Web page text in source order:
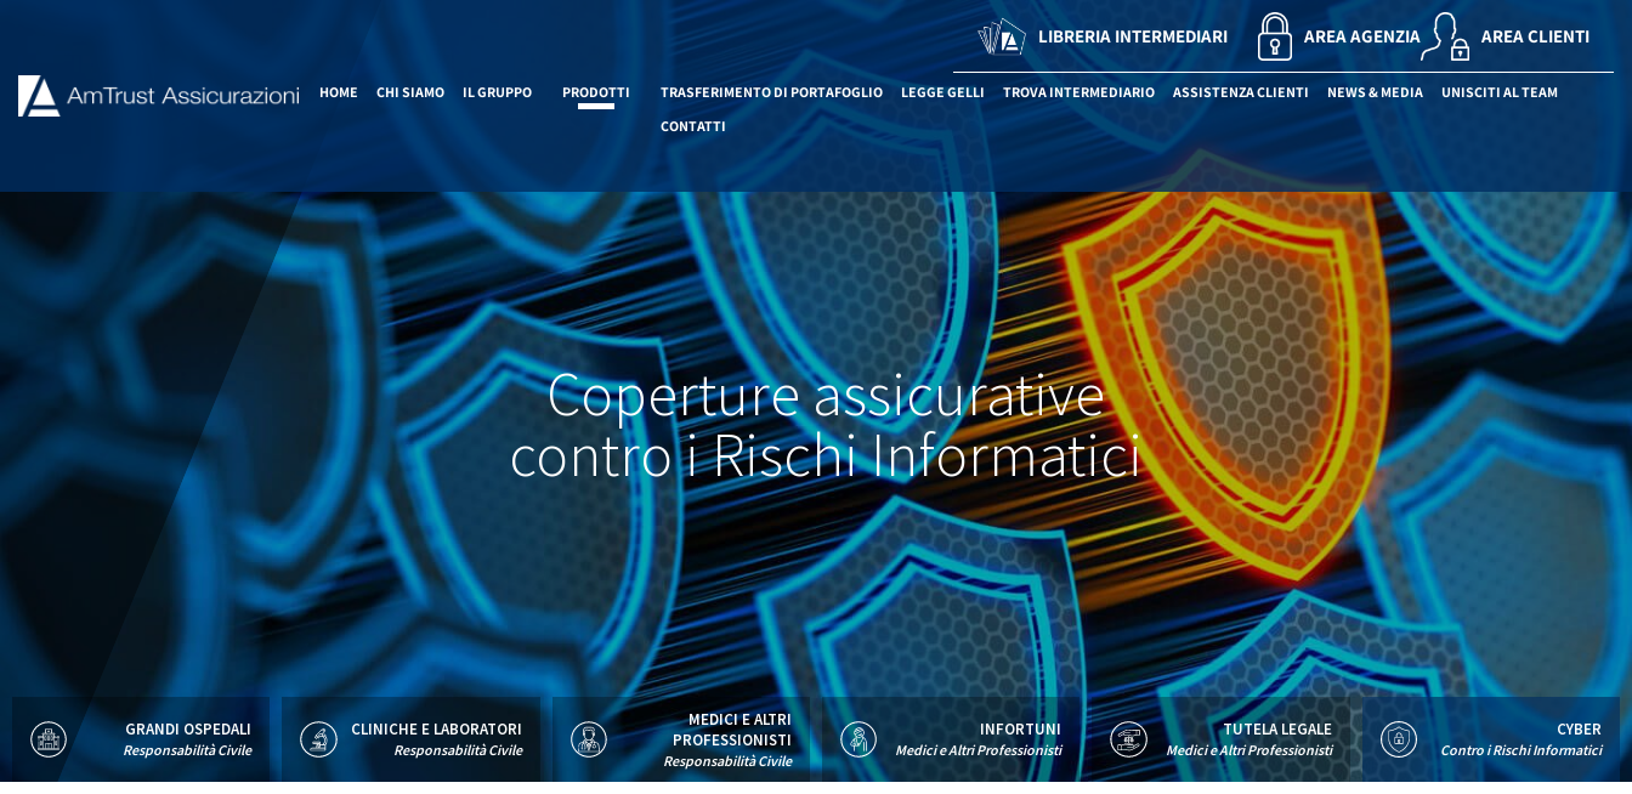
LIBRERIA INTERMEDIARI AREA AGENZIA AREA CLIENTI
HOME CHI SIAMO IL GRUPPO PRODOTTI TRASFERIMENTO DI PORTAFOGLIO LEGGE GELLI TROVA INTERMEDIARIO ASSISTENZA CLIENTI NEWS & MEDIA
UNISCITI AL TEAM
CONTATTI
Coperture assicurative
contro i Rischi Informatici
GRANDI OSPEDALI
Responsabilità Civile
CLINICHE E LABORATORI
Responsabilità Civile
MEDICI E ALTRI
PROFESSIONISTI
Responsabilità Civile
INFORTUNI
Medici e Altri Professionisti
TUTELA LEGALE
Medici e Altri Professionisti
CYBER
Contro i Rischi Informatici